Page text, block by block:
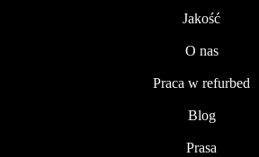
Jakość
O nas
Praca w refurbed
Blog
Prasa